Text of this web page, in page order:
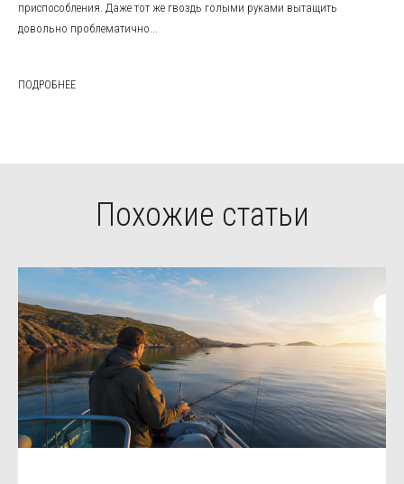
приспособления. Даже тот же гвоздь голыми руками вытащить
довольно проблематично...
ПОДРОБНЕЕ
Похожие статьи